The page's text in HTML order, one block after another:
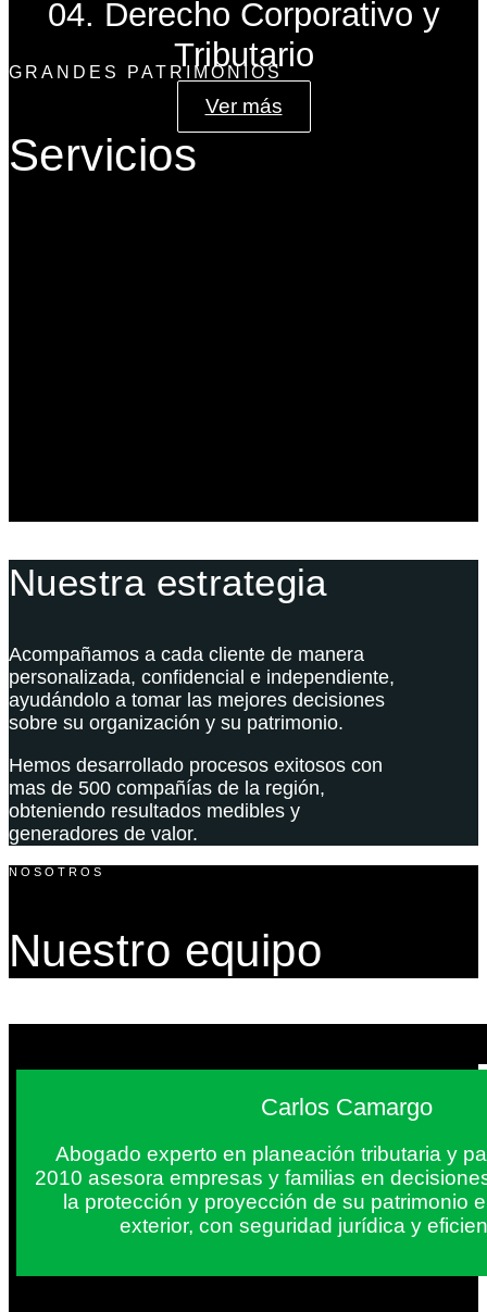
04. Derecho Corporativo y
Tributario
Ver más
GRANDES PATRIMONIOS
Servicios
Nuestra estrategia
Acompañamos a cada cliente de manera
personalizada, confidencial e independiente,
ayudándolo a tomar las mejores decisiones
sobre su organización y su patrimonio.
Hemos desarrollado procesos exitosos con
mas de 500 compañías de la región,
obteniendo resultados medibles y
generadores de valor.
NOSOTROS
Nuestro equipo
Carlos Camargo
Abogado experto en planeación tributaria y
2010 asesora empresas y familias en
la protección y proyección de su patrimonio
exterior, con seguridad jurídica y